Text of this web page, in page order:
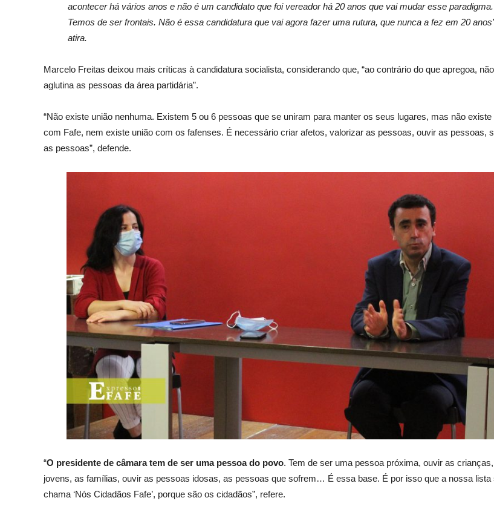
acontecer há vários anos e não é um candidato que foi vereador há 20 anos que vai mudar esse paradigma.
Temos de ser frontais. Não é essa candidatura que vai agora fazer uma rutura, que nunca a fez em 20
atira.
Marcelo Freitas deixou mais críticas à candidatura socialista, considerando que, “ao contrário do que apregoa, não
aglutina as pessoas da área partidária”.
“Não existe união nenhuma. Existem 5 ou 6 pessoas que se uniram para manter os seus lugares, mas não existe
com Fafe, nem existe união com os fafenses. É necessário criar afetos, valorizar as pessoas, ouvir as pessoas,
as pessoas”, defende.
“O presidente de câmara tem de ser uma pessoa do povo. Tem de ser uma pessoa próxima, ouvir as
jovens, as famílias, ouvir as pessoas idosas, as pessoas que sofrem… É essa base. É por isso que a nossa lista
chama ‘Nós Cidadãos Fafe’, porque são os cidadãos”, refere.